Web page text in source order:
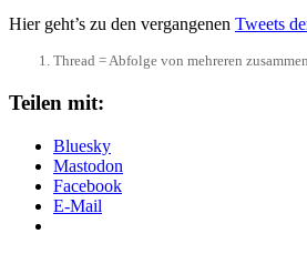
Hier geht’s zu den vergangenen Tweets
Thread = Abfolge von mehreren
Teilen mit:
Bluesky
Mastodon
Facebook
E-Mail